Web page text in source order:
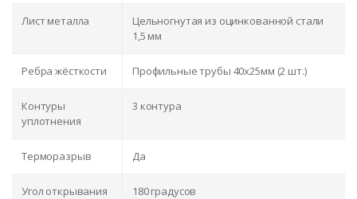
Лист металла
Цельногнутая из оцинкованной стали
1,5 мм
Ребра жёсткости Профильные трубы 40х25мм (2 шт.)
Контуры
уплотнения
3 контура
Терморазрыв Да
Угол открывания 180 градусов